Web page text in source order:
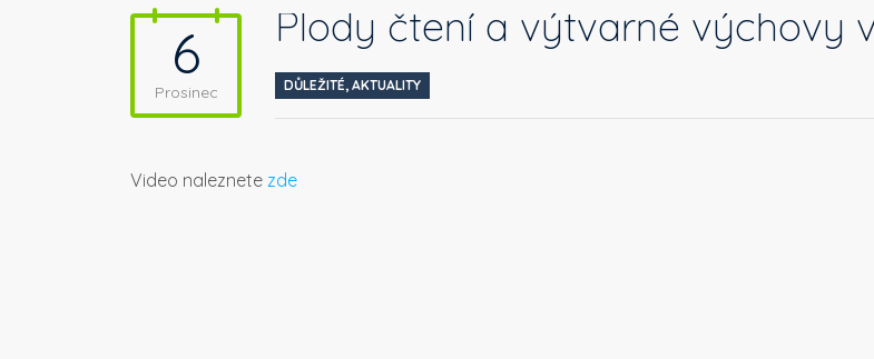
6
Prosinec
Plody čtení a výtvarné výchovy
DŮLEŽITÉ, AKTUALITY
Video naleznete zde